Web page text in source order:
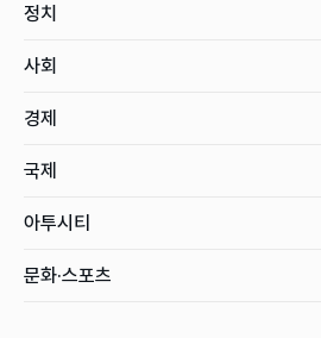
정치
사회
경제
국제
아투시티
문화·스포츠